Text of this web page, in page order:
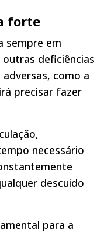
forte
sempre em
deficiências
como a
precisar fazer
necessário
descuido
para a